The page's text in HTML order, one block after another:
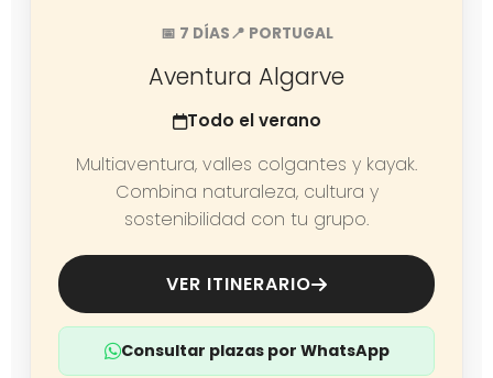
📅 7 DÍAS📍 PORTUGAL
Aventura Algarve
Todo el verano
Multiaventura, valles colgantes y kayak.
Combina naturaleza, cultura y
sostenibilidad con tu grupo.
VER ITINERARIO
Consultar plazas por WhatsApp